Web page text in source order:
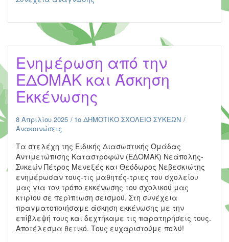
Ζώων
–
γάτα
που
δε
το
–
Δ2
τάξεις
Ενημέρωση από την
ΕΔΟΜΑΚ και Άσκηση
Εκκένωσης
8 Απριλίου 2025
1ο ΔΗΜΟΤΙΚΟ ΣΧΟΛΕΙΟ ΣΥΚΕΩΝ
Ανακοινώσεις
Τα στελέχη της Ειδικής Διασωστικής Ομάδας
Αντιμετώπισης Καταστροφών (ΕΔΟΜΑΚ) Νεάπολης-
Συκεών Πέτρος Μενεξές και Θεόδωρος Νεβεσκιώτης
ενημέρωσαν τους-τις μαθητές-τριες του σχολείου
μας για τον τρόπο εκκένωσης του σχολικού μας
κτιρίου σε περίπτωση σεισμού. Στη συνέχεια
πραγματοποιήσαμε άσκηση εκκένωσης με την
επίβλεψή τους και δεχτήκαμε τις παρατηρήσεις τους.
Αποτέλεσμα θετικό. Τους ευχαριστούμε πολύ!